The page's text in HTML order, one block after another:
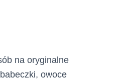
na oryginalne
owoce